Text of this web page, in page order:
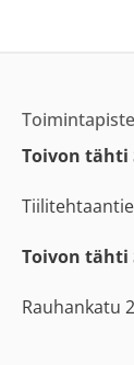
Toivon tähti
Toivon tähti
Rauhankatu